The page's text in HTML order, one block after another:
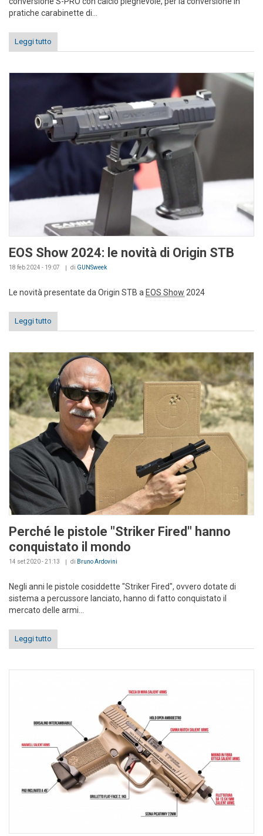
pratiche carabinette di...
Leggi tutto
EOS Show 2024: le novità di Origin STB
18 feb 2024 - 19:07 di GUNSweek
Le novità presentate da Origin STB a EOS Show 2024
Leggi tutto
Perché le pistole "Striker Fired" hanno
conquistato il mondo
14 set 2020 - 21:13 di Bruno Ardovini
Negli anni le pistole cosiddette "Striker Fired", ovvero dotate di
sistema a percussore lanciato, hanno di fatto conquistato il
mercato delle armi...
Leggi tutto